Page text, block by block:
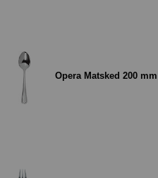
Opera Matsked 200